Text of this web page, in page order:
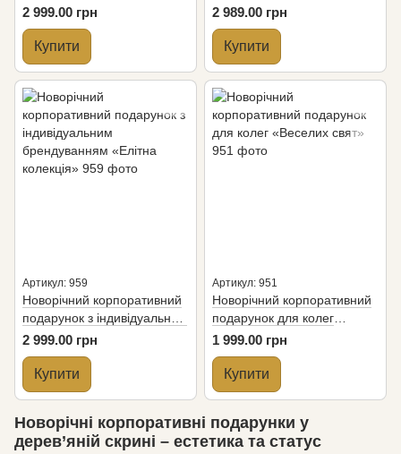
партнерам з медовими
десертами «Палітра смаків
12»
2 999.00 грн
Купити
«Сова»
2 989.00 грн
Купити
Артикул: 959
Новорічний корпоративний
подарунок з індивідуальним
брендуванням «Елітна
колекція»
2 999.00 грн
Купити
Артикул: 951
Новорічний корпоративний
подарунок для колег
«Веселих свят»
1 999.00 грн
Купити
Новорічні корпоративні подарунки у
дерев’яній скрині – естетика та статус